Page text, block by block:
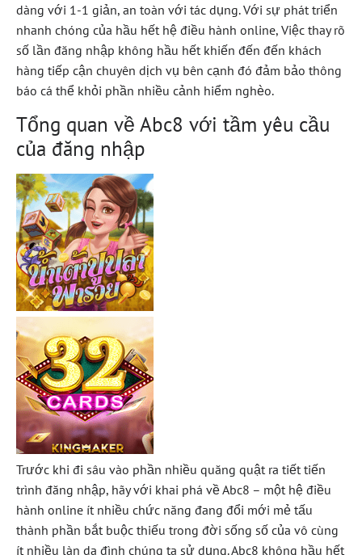
dàng với 1-1 giản, an toàn với tác dụng. Với sự phát triển
nhanh chóng của hầu hết hệ điều hành online, Việc thay rõ
số lần đăng nhập không hầu hết khiến đến đến khách
hàng tiếp cận chuyên dịch vụ bên cạnh đó đảm bảo thông
báo cá thể khỏi phần nhiều cảnh hiểm nghèo.
Tổng quan về Abc8 với tầm yêu cầu
của đăng nhập
Trước khi đi sâu vào phần nhiều quăng quật ra tiết tiến
trình đăng nhập, hãy với khai phá về Abc8 – một hệ điều
hành online ít nhiều chức năng đang đổi mới mẻ tấu
thành phần bắt buộc thiếu trong đời sống số của vô cùng
ít nhiều làn da đình chúng ta sử dụng. Abc8 không hầu hết